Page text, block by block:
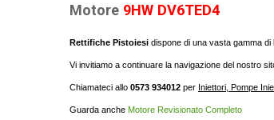
Motore 9HW DV6TED4
Rettifiche Pistoiesi dispone di una vasta gamma di
Vi invitiamo a continuare la navigazione del nostro
Chiamateci allo 0573 934012 per Iniettori, Pompe
Guarda anche Motore Revisionato Completo